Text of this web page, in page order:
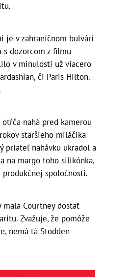
je v zahraničnom bulvári
s dozorcom z filmu
v minulosti už viacero
či Paris Hilton.
nahá pred kamerou
staršieho miláčika
priateľ nahávku ukradol a
na margo toho silikónka,
spoločnosti.
Courtney dostať
Zvažuje, že pomôže
nemá tá Stodden